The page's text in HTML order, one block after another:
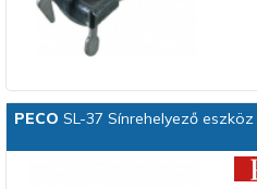
PECO SL-37 Sínrehelyező eszköz